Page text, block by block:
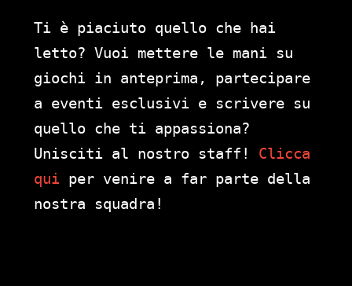
Ti è piaciuto quello che hai
letto? Vuoi mettere le mani su
giochi in anteprima, partecipare
a eventi esclusivi e scrivere su
quello che ti appassiona?
Unisciti al nostro staff! Clicca
qui per venire a far parte della
nostra squadra!